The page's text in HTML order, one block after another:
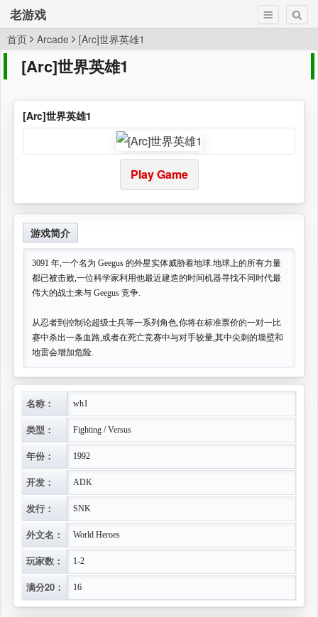
老游戏
首页 Arcade [Arc]世界英雄1
[Arc]世界英雄1
[Arc]世界英雄1
Play Game
游戏简介
3091 年,一个名为 Geegus 的外星实体威胁着地球.地球上的所有力量
都已被击败,一位科学家利用他最近建造的时间机器寻找不同时代最
伟大的战士来与 Geegus 竞争.
从忍者到控制论超级士兵等一系列角色,你将在标准票价的一对一比
赛中杀出一条血路,或者在死亡竞赛中与对手较量,其中尖刺的墙壁和
地雷会增加危险.
名称： wh1
类型： Fighting / Versus
年份： 1992
开发： ADK
发行： SNK
外文名： World Heroes
玩家数： 1-2
满分20： 16